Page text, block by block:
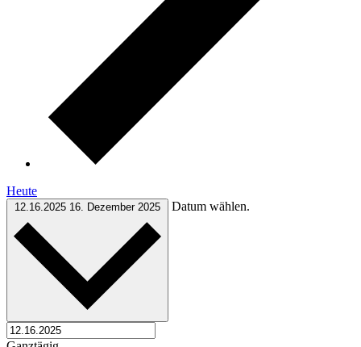
Heute
12.16.2025 16. Dezember 2025 Datum wählen.